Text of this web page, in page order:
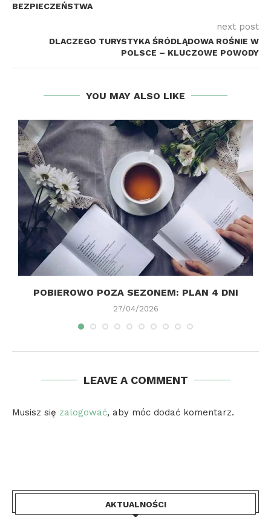
BEZPIECZEŃSTWA
next post
DLACZEGO TURYSTYKA ŚRÓDLĄDOWA ROŚNIE W
POLSCE – KLUCZOWE POWODY
YOU MAY ALSO LIKE
POBIEROWO POZA SEZONEM: PLAN 4 DNI
27/04/2026
LEAVE A COMMENT
Musisz się zalogować, aby móc dodać komentarz.
AKTUALNOŚCI